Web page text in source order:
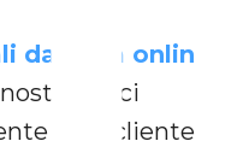
da vista online
nostri ottici
ogni cliente